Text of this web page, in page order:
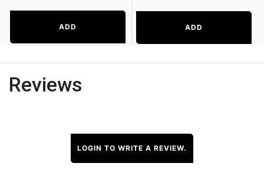
ADD ADD
Reviews
LOGIN TO WRITE A REVIEW.